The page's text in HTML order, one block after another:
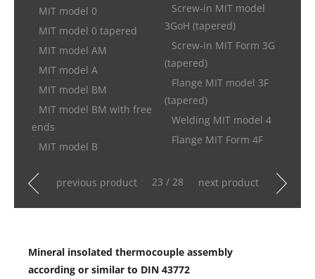
MIT model 0
MIT model 0 tapered
MIT model AM
MIT model A
MIT model BM
MIT model BM with free
ends
MIT model B
Screw-in MIT model
3GoH (tapered)
Screw-in MIT Form 3G
(tapered)
Flange MIT model 3F
(tapered)
Welding MIT model 4
Flange MIT Form 4F
previous product 23 / 28 next product
Mineral insolated thermocouple assembly
according or similar to DIN 43772